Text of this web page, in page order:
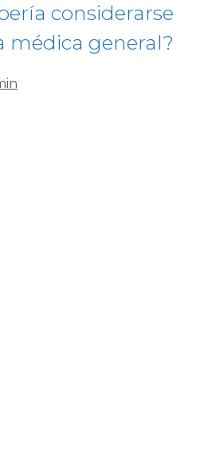
considerarse
médica general?